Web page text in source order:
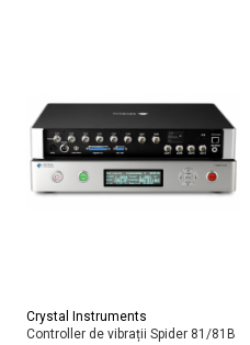
Crystal Instruments
Controller de vibrații Spider 81/81B